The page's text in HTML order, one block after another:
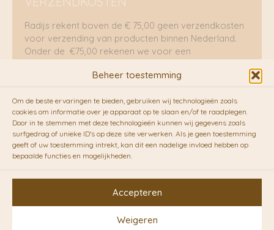
Beheer toestemming
Om de beste ervaringen te bieden, gebruiken wij technologieën zoals
cookies om informatie over je apparaat op te slaan en/of te raadplegen.
Door in te stemmen met deze technologieën kunnen wij gegevens zoals
surfgedrag of unieke ID's op deze site verwerken. Als je geen toestemming
geeft of uw toestemming intrekt, kan dit een nadelige invloed hebben op
bepaalde functies en mogelijkheden.
Accepteren
Weigeren
Radijs rekent boven de € 75,00 geen verzendkosten
voor verzending van producten binnen Nederland.
Onder de €75,00 rekenen we voor een
RADIJS werkt samen met de duurzame bezorgdienst
vanFietskoeriers.nl. Pakketten (mits voorradig) voor
10.00 uur besteld op een doordeweekse dag,
bezorgen zij soms nog op dezelfde dag in de
avonduren! Brievenbuspakjes de volgende dag. En
waar mogelijk ook echt op de fiets!!